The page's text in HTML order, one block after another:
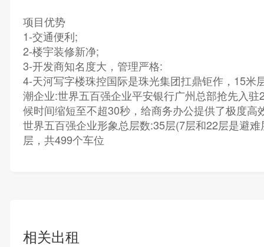
项目优势
1-交通便利;
2-楼宇装修新净;
3-开发商知名度大，管理严格:
4-天河写字楼珠控国际是珠光集团扛鼎钜作，15米
潮企业:世界五百强企业平安银行广州总部抢先入驻
候时间缩短至不超30秒，给商务办公提供了极度高
世界五百强企业形象总层数:35层(7层和22层是避
层，共499个车位
相关出租